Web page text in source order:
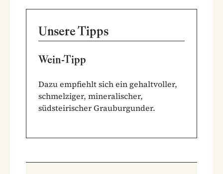
Unsere Tipps
Wein-Tipp
Dazu empfiehlt sich ein gehaltvoller,
schmelziger, mineralischer,
südsteirischer Grauburgunder.